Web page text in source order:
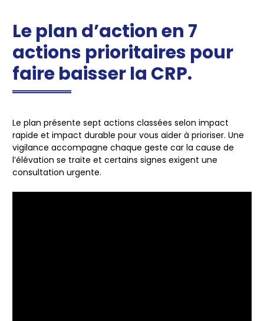
Le plan d’action en 7
actions prioritaires pour
faire baisser la CRP.
Le plan présente sept actions classées selon impact
rapide et impact durable pour vous aider à prioriser. Une
vigilance accompagne chaque geste car la cause de
l’élévation se traite et certains signes exigent une
consultation urgente.